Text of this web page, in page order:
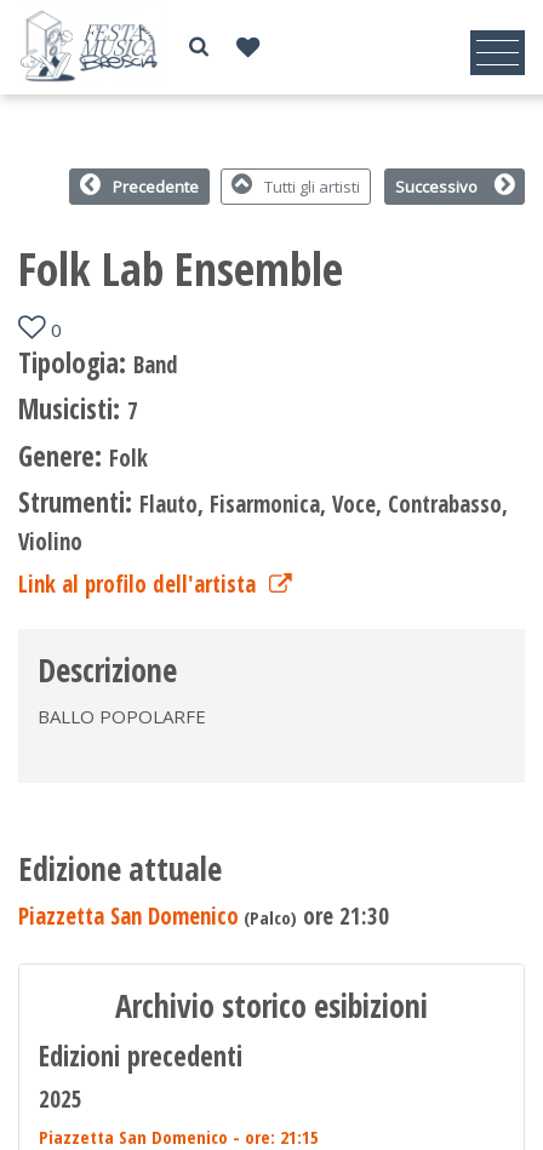
Precedente Tutti gli artisti Successivo
Folk Lab Ensemble
0
Tipologia: Band
Musicisti: 7
Genere: Folk
Strumenti: Flauto, Fisarmonica, Voce, Contrabasso,
Violino
Link al profilo dell'artista
Descrizione
BALLO POPOLARFE
Edizione attuale
Piazzetta San Domenico (Palco) ore 21:30
Archivio storico esibizioni
Edizioni precedenti
2025
Piazzetta San Domenico - ore: 21:15